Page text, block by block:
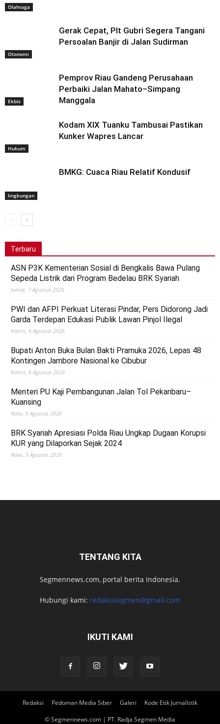
Olahraga
Otonomi
Gerak Cepat, Plt Gubri Segera Tangani
Persoalan Banjir di Jalan Sudirman
Ekbis
Pemprov Riau Gandeng Perusahaan
Perbaiki Jalan Mahato–Simpang
Manggala
Hukum
Kodam XIX Tuanku Tambusai Pastikan
Kunker Wapres Lancar
lingkungan
BMKG: Cuaca Riau Relatif Kondusif
Terbaru
ASN P3K Kementerian Sosial di Bengkalis Bawa Pulang
Sepeda Listrik dari Program Bedelau BRK Syariah
Jumat, 7 Agustus 2026
PWI dan AFPI Perkuat Literasi Pindar, Pers Didorong Jadi
Garda Terdepan Edukasi Publik Lawan Pinjol Ilegal
Kamis, 6 Agustus 2026
Bupati Anton Buka Bulan Bakti Pramuka 2026, Lepas 48
Kontingen Jambore Nasional ke Cibubur
Kamis, 6 Agustus 2026
Menteri PU Kaji Pembangunan Jalan Tol Pekanbaru–
Kuansing
Rabu, 5 Agustus 2026
BRK Syariah Apresiasi Polda Riau Ungkap Dugaan Korupsi
KUR yang Dilaporkan Sejak 2024
Rabu, 5 Agustus 2026
TENTANG KITA
Segmennews.com, portal berita Indonesia.
Hubungi kami: redaksisegmen@gmail.com
IKUTI KAMI
Redaksi Pedoman Media Siber Galeri
Kode Etik Jurnalistik
© Segmennews.com | PT. Radja Segmen Media